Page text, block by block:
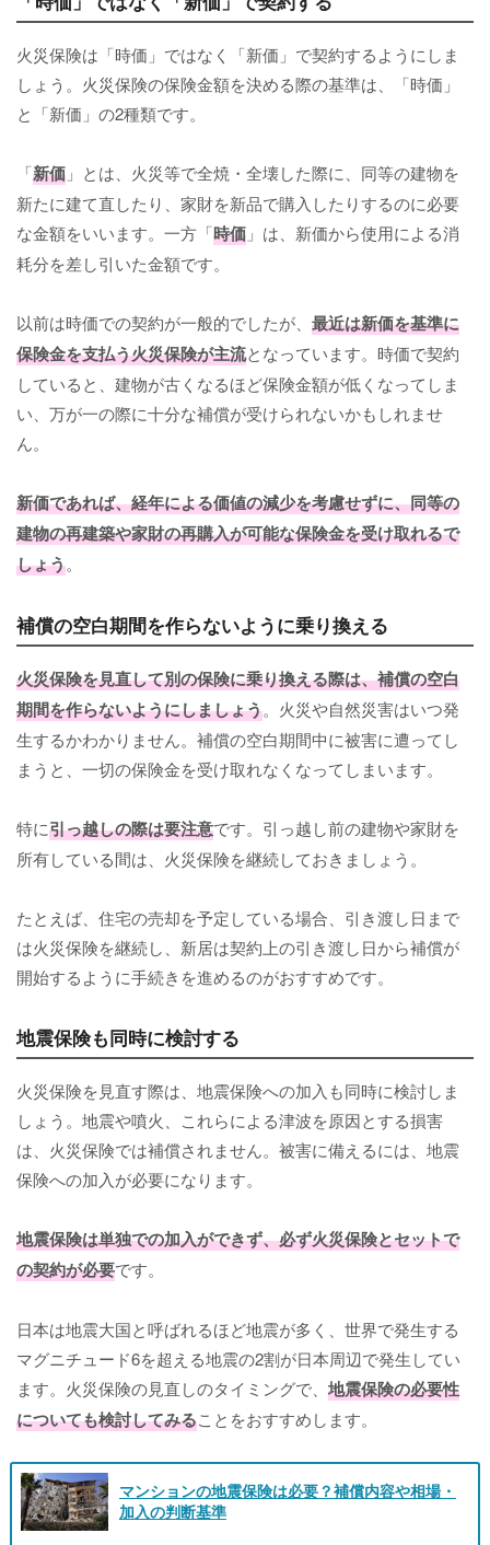
火災保険は「時価」ではなく「新価」で契約するようにしま
しょう。火災保険の保険金額を決める際の基準は、「時価」
と「新価」の2種類です。
「新価 」とは、火災等で全焼・全壊した際に、同等の建物を
新たに建て直したり、家財を新品で購入したりするのに必要
な金額をいいます。一方「時価 」は、新価から使用による消
耗分を差し引いた金額です。
以前は時価での契約が一般的でしたが、 最近は新価を基準に
保険金を支払う火災保険が主流となっています。時価で契約
していると、建物が古くなるほど保険金額が低くなってしま
い、万が一の際に十分な補償が受けられないかもしれませ
ん。
新価であれば、経年による価値の減少を考慮せずに、同等の
建物の再建築や家財の再購入が可能な保険金を受け取れるで
しょう。
補償の空白期間を作らないように乗り換える
火災保険を見直して別の保険に乗り換える際は、補償の空白
期間を作らないようにしましょう。火災や自然災害はいつ発
生するかわかりません。補償の空白期間中に被害に遭ってし
まうと、一切の保険金を受け取れなくなってしまいます。
特に引っ越しの際は要注意です。引っ越し前の建物や家財を
所有している間は、火災保険を継続しておきましょう。
たとえば、住宅の売却を予定している場合、引き渡し日まで
は火災保険を継続し、新居は契約上の引き渡し日から補償が
開始するように手続きを進めるのがおすすめです。
地震保険も同時に検討する
火災保険を見直す際は、地震保険への加入も同時に検討しま
しょう。地震や噴火、これらによる津波を原因とする損害
は、火災保険では補償されません。被害に備えるには、地震
保険への加入が必要になります。
地震保険は単独での加入ができず、必ず火災保険とセットで
の契約が必要です。
日本は地震大国と呼ばれるほど地震が多く、世界で発生する
マグニチュード6を超える地震の2割が日本周辺で発生してい
ます。火災保険の見直しのタイミングで、 地震保険の必要性
についても検討してみることをおすすめします。
マンションの地震保険は必要？補償内容や相場・
加入の判断基準